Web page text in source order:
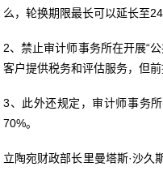
么，轮换期限最长可以延长至
2、禁止审计师事务所在开展“
客户提供税务和评估服务，但
3、此外还规定，审计师事务
70%。
立陶宛财政部长里曼塔斯·沙久